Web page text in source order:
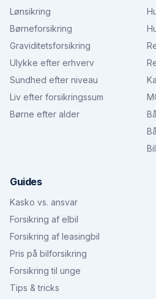
Lønsikring
Børneforsikring
Graviditetsforsikring
Ulykke efter erhverv
Sundhed efter niveau
Liv efter forsikringssum
Børne efter alder
Guides
Kasko vs. ansvar
Forsikring af elbil
Forsikring af leasingbil
Pris på bilforsikring
Forsikring til unge
Tips & tricks